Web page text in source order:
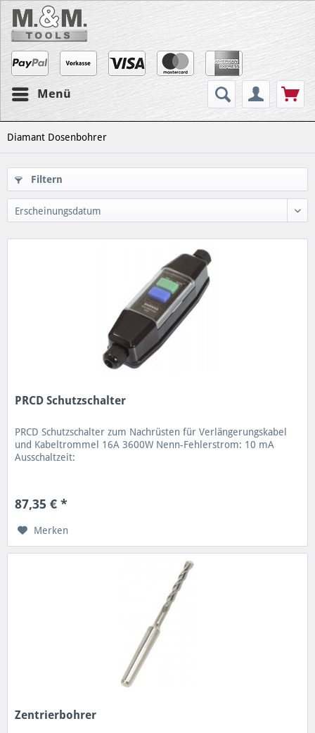
Menü
Diamant Dosenbohrer
Filtern
PRCD Schutzschalter
PRCD Schutzschalter zum Nachrüsten für Verlängerungskabel
und Kabeltrommel 16A 3600W Nenn-Fehlerstrom: 10 mA
Ausschaltzeit:
87,35 € *
Merken
Zentrierbohrer